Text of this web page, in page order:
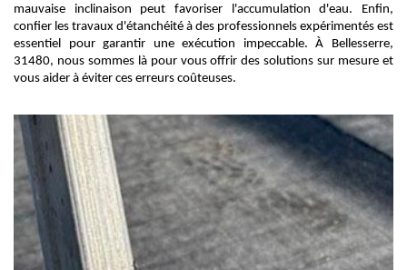
mauvaise inclinaison peut favoriser l'accumulation d'eau. Enfin,
confier les travaux d'étanchéité à des professionnels expérimentés est
essentiel pour garantir une exécution impeccable. À Bellesserre,
31480, nous sommes là pour vous offrir des solutions sur mesure et
vous aider à éviter ces erreurs coûteuses.